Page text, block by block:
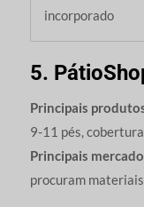
incorporado
5.
Principais
9-11 pés,
Principais
procuram